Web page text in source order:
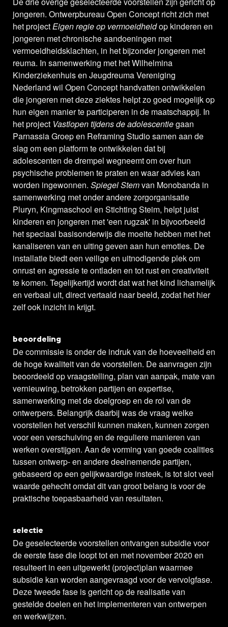
jongeren. Ontwerpbureau Open Concept richt zich met
het projectEigen regie op vermoeidheidop kinderen en
jongeren met chronische aandoeningen met
vermoeidheidsklachten, in het bijzonder jongeren met
reuma. In samenwerking met het Wilhelmina
Kinderziekenhuis en Jeugdreuma Vereniging
Nederland wil Open Concept handvatten ontwikkelen
die jongeren met deze ziektes helpt zo goed mogelijk op
hun eigen manier te participeren in de maatschappij. In
het project Vastlopen tijdens de adolescentiegaan
Parnassia Groep en Reframing Studio samen aan de
slag om een platform te ontwikkelen dat bij
adolescenten de drempel wegneemt om over hun
psychische problemen te praten en waar advies kan
worden ingewonnen. Spiegel Stemvan Monobanda in
samenwerking met onder andere zorgorganisatie
Pluryn, Kingmaschool en Stichting Steim, helpt juist
kinderen en jongeren met 'een rugzak' in bijvoorbeeld
het speciaal basisonderwijs die moeite hebben met het
kanaliseren van en uiting geven aan hun emoties. De
installatie biedt een veilige en uitnodigende plek om
onrust en agressie te ontladen en tot rust en creativiteit
te komen. Tegelijkertijd wordt dat wat het kind lichamelijk
en verbaal uit, direct vertaald naar beeld, zodat het hier
zelf ook inzicht in krijgt.
beoordeling
De commissie is onder de indruk van de hoeveelheid en
de hoge kwaliteit van de voorstellen. De aanvragen zijn
beoordeeld op vraagstelling, plan van aanpak, mate van
vernieuwing, betrokken partijen en expertise,
samenwerking met de doelgroep en de rol van de
ontwerpers. Belangrijk daarbij was de vraag welke
voorstellen het verschil kunnen maken, kunnen zorgen
voor een verschuiving en de reguliere manieren van
werken overstijgen. Aan de vorming van goede coalities
tussen ontwerp- en andere deelnemende partijen,
gebaseerd op een gelijkwaardige insteek, is tot slot veel
waarde gehecht omdat dit van groot belang is voor de
praktische toepasbaarheid van resultaten.
selectie
De geselecteerde voorstellen ontvangen subsidie voor
de eerste fase die loopt tot en met november 2020 en
resulteert in een uitgewerkt (project)plan waarmee
subsidie kan worden aangevraagd voor de vervolgfase.
Deze tweede fase is gericht op de realisatie van
gestelde doelen en het implementeren van ontwerpen
en werkwijzen.